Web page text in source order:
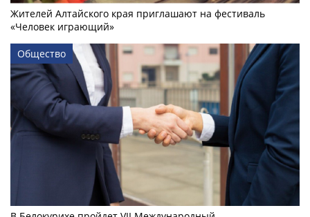
Жителей Алтайского края приглашают на фестиваль
«Человек играющий»
Общество